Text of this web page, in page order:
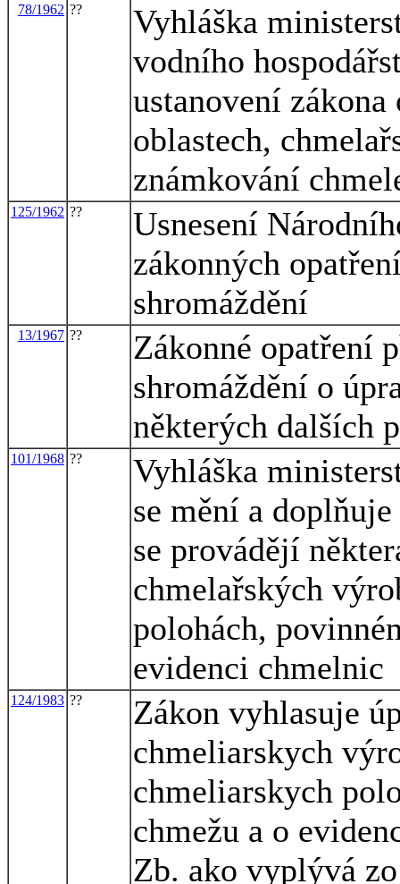
78/1962 ??
Vyhláška
vodního
ustanovení
oblastech,
známkování
125/1962 ??
Usnesení
zákonných
shromáždění
13/1967 ??
Zákonné opatření
shromáždění o
některých dalších
101/1968 ??
Vyhláška
se mění a
se provádějí
chmelařských
polohách,
evidenci chmelnic
124/1983 ??
Zákon vyhlasuje
chmeliarskych
chmeliarskych
chmežu a o
Zb. ako vyplývá